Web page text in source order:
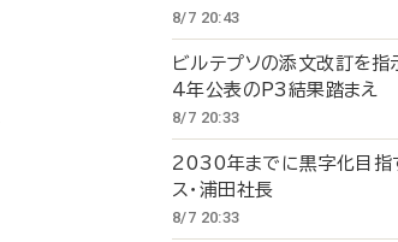
8/7 20:43
ビルテプソの添文改訂を
4年公表のP3結果踏まえ
8/7 20:33
2030年までに黒字化目
ス・浦田社長
8/7 20:33